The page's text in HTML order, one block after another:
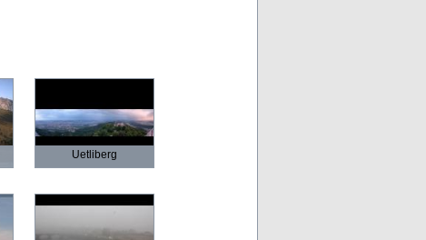
Uetliberg